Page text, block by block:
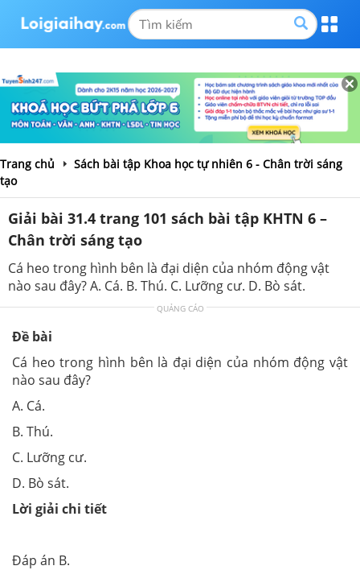
Trang chủ
Sách bài tập Khoa học tự nhiên 6 - Chân trời sáng
tạo
Giải bài 31.4 trang 101 sách bài tập KHTN 6 –
Chân trời sáng tạo
Cá heo trong hình bên là đại diện của nhóm động vật
nào sau đây? A. Cá. B. Thú. C. Lưỡng cư. D. Bò sát.
QUẢNG CÁO
Đề bài
Cá heo trong hình bên là đại diện của nhóm động vật
nào sau đây?
A. Cá.
B. Thú.
C. Lưỡng cư.
D. Bò sát.
Lời giải chi tiết
Đáp án B.